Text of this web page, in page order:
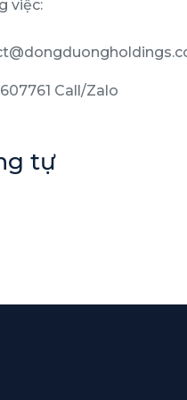
việc:
Call/Zalo
tự